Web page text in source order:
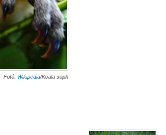
Fotó: Wikipedia/Koala soph